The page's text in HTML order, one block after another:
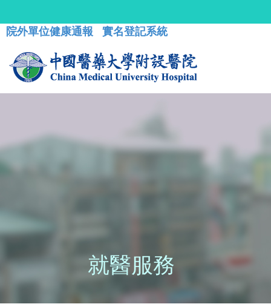
院外單位健康通報 實名登記系統
就醫服務